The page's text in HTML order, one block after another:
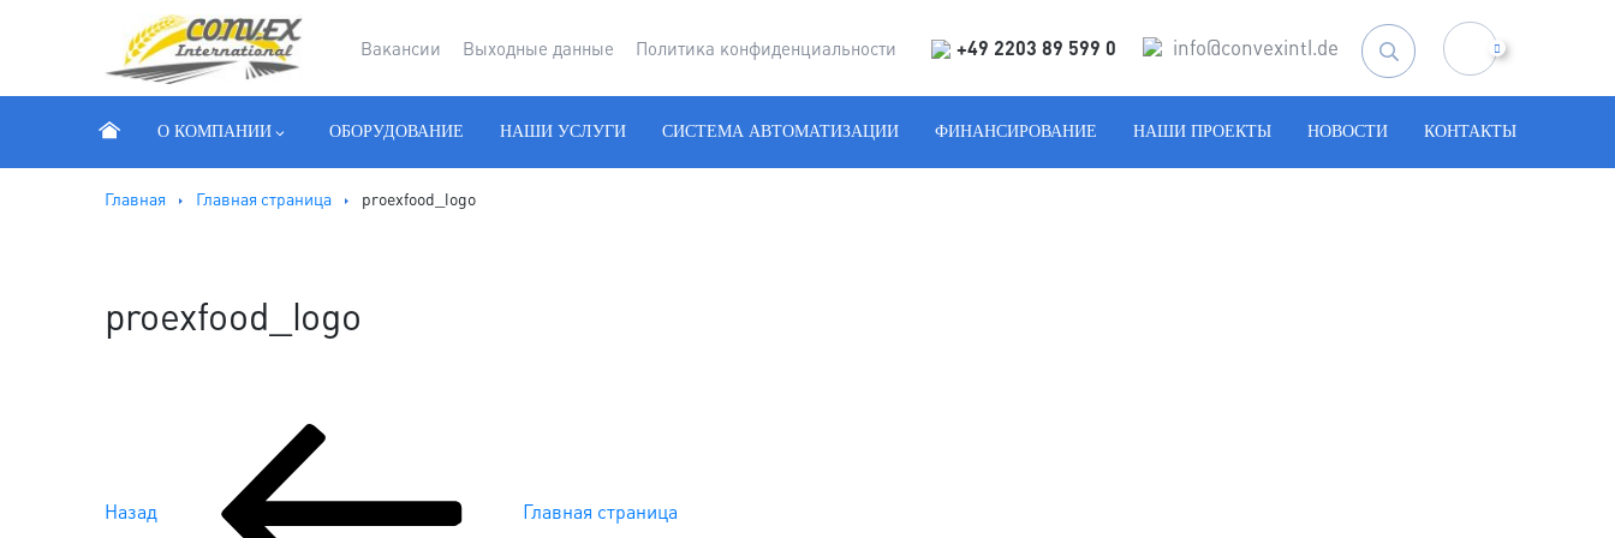
Вакансии Выходные данные Политика конфиденциальности +49 2203 89 599 0 info@convexintl.de Искать:
О КОМПАНИИ ОБОРУДОВАНИЕ НАШИ УСЛУГИ СИСТЕМА АВТОМАТИЗАЦИИ ФИНАНСИРОВАНИЕ НАШИ ПРОЕКТЫ НОВОСТИ КОНТАКТЫ
Главная Главная страница proexfood_logo
proexfood_logo
Навигация
Назад Главная страница